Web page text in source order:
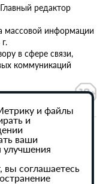
редактор
массовой информации
в сфере связи,
коммуникаций
данных
активная
и файлы
и
ваши
улучшения
вы соглашаетесь